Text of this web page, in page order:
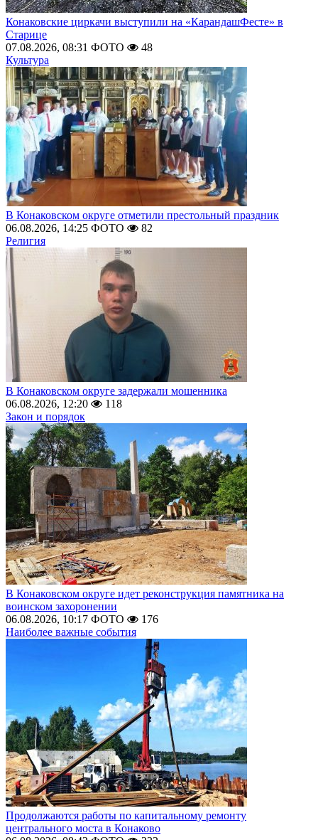
Конаковские циркачи выступили на «КарандашФесте» в
Старице
07.08.2026, 08:31 ФОТО
48
Культура
В Конаковском округе отметили престольный праздник
06.08.2026, 14:25 ФОТО
82
Религия
В Конаковском округе задержали мошенника
06.08.2026, 12:20
118
Закон и порядок
В Конаковском округе идет реконструкция памятника на
воинском захоронении
06.08.2026, 10:17 ФОТО
176
Наиболее важные события
Продолжаются работы по капитальному ремонту
центрального моста в Конаково